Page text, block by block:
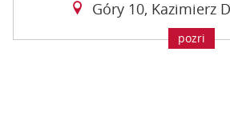
Góry 10, Kazimierz
pozri